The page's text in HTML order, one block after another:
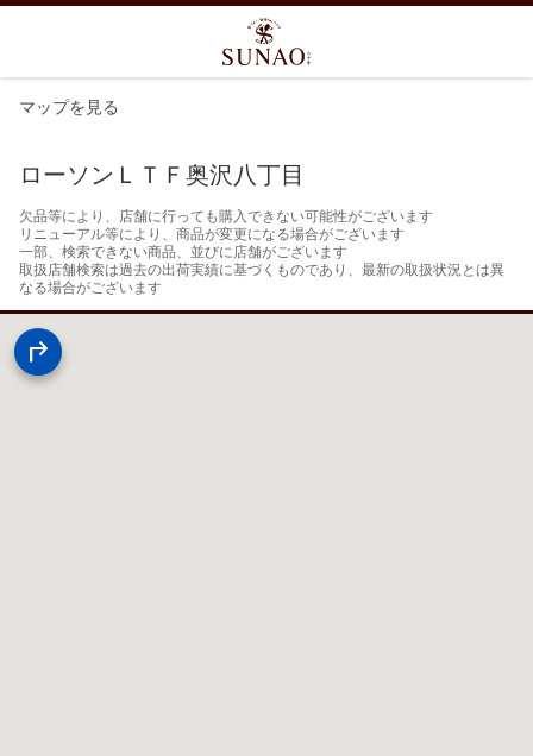
マップを見る
ローソンＬＴＦ奥沢八丁目
欠品等により、店舗に行っても購入できない可能性がございます
リニューアル等により、商品が変更になる場合がございます
一部、検索できない商品、並びに店舗がございます
取扱店舗検索は過去の出荷実績に基づくものであり、最新の取扱状況とは異
なる場合がございます